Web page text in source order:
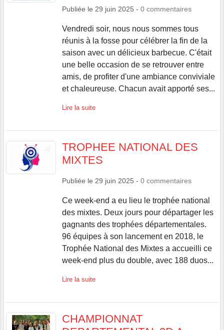
Publiée le 29 juin 2025 - 0 commentaires
Vendredi soir, nous nous sommes tous
réunis à la fosse pour célébrer la fin de la
saison avec un délicieux barbecue. C'était
une belle occasion de se retrouver entre
amis, de profiter d'une ambiance conviviale
et chaleureuse. Chacun avait apporté ses...
Lire la suite
TROPHEE NATIONAL DES
MIXTES
Publiée le 29 juin 2025 - 0 commentaires
Ce week-end a eu lieu le trophée national
des mixtes. Deux jours pour départager les
gagnants des trophées départementales.
96 équipes à son lancement en 2018, le
Trophée National des Mixtes a accueilli ce
week-end plus du double, avec 188 duos...
Lire la suite
CHAMPIONNAT